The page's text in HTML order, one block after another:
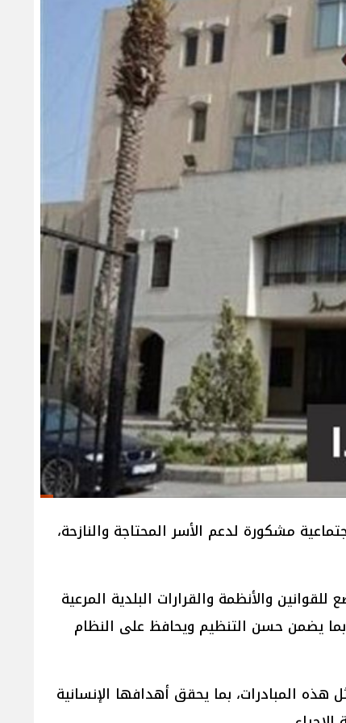
مشكورة لدعم الأسر المحتاجة والنازحة،
والأنظمة والقرارات البلدية المرعية
بما يضمن حسن التنظيم ويحافظ على النظام
المبادرات، بما يحقق أهدافها الإنسانية